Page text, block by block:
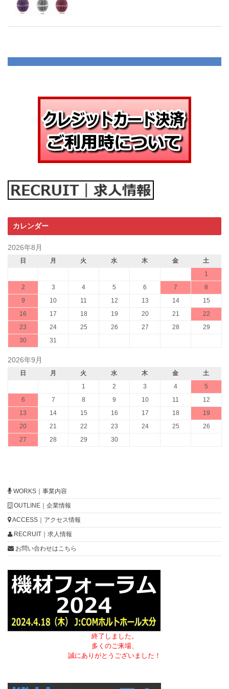
カレンダー
2026年8月
日 月 火 水 木 金
土
1
2
3 4 5 6 7
8
9
10 11 12 13 14
15
16
17 18 19 20 21
22
23
24 25 26 27 28
29
30
31
2026年9月
日 月 火 水 木 金
土
1
2 3 4
5
6
7 8 9 10 11
12
13
14 15 16 17 18
19
20
21 22 23 24 25
26
27
28 29 30
WORKS｜事業内容
OUTLINE｜企業情報
ACCESS｜アクセス情報
RECRUIT｜求人情報
お問い合わせはこちら
終了しました。
多くのご来場、
誠にありがとうございました！